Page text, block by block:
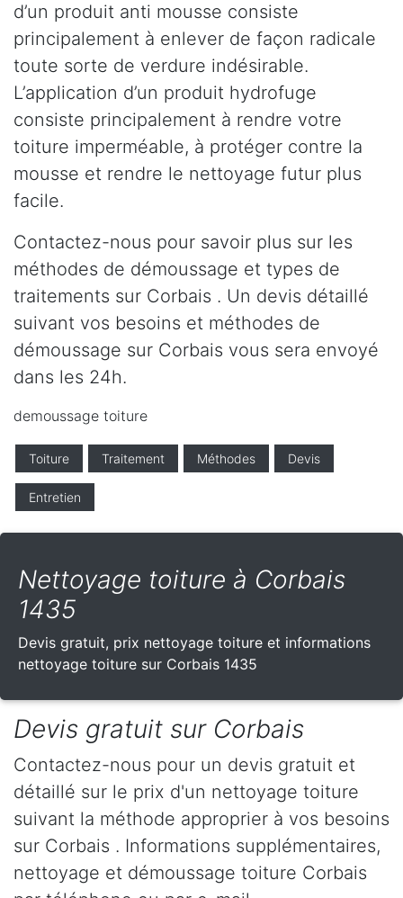
d’un produit anti mousse consiste
principalement à enlever de façon radicale
toute sorte de verdure indésirable.
L’application d’un produit hydrofuge
consiste principalement à rendre votre
toiture imperméable, à protéger contre la
mousse et rendre le nettoyage futur plus
facile.
Contactez-nous pour savoir plus sur les
méthodes de démoussage et types de
traitements sur Corbais . Un devis détaillé
suivant vos besoins et méthodes de
démoussage sur Corbais vous sera envoyé
dans les 24h.
demoussage toiture
Toiture Traitement Méthodes Devis
Entretien
Nettoyage toiture à Corbais
1435
Devis gratuit, prix nettoyage toiture et informations
nettoyage toiture sur Corbais 1435
Devis gratuit sur Corbais
Contactez-nous pour un devis gratuit et
détaillé sur le prix d'un nettoyage toiture
suivant la méthode approprier à vos besoins
sur Corbais . Informations supplémentaires,
nettoyage et démoussage toiture Corbais